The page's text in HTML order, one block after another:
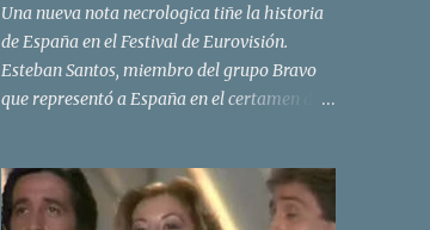
Una nueva nota necrologica tiñe la historia
de España en el Festival de Eurovisión.
Esteban Santos, miembro del grupo Bravo
que representó a España en el certamen del
su compañera y principal vocalista en la
formación musical, Amaya Saizar, la que ha